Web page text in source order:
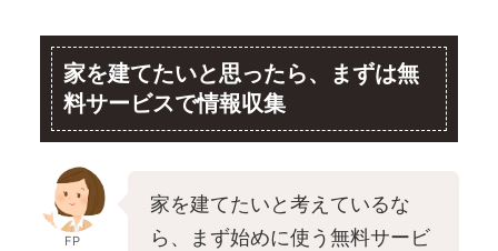
家を建てたいと思ったら、まずは無
料サービスで情報収集
FP
家を建てたいと考えているな
ら、まず始めに使う無料サービ